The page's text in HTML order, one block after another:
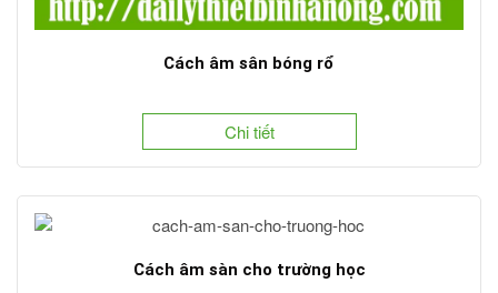
Cách âm sân bóng rổ
Chi tiết
Cách âm sàn cho trường học